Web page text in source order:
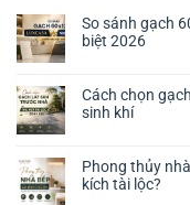
So sánh gạch
biệt 2026
Cách chọn
sinh khí
Phong thủy
kích tài lộc?